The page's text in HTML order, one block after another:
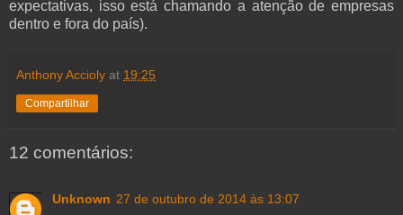
expectativas, isso está chamando a atenção de empresas
dentro e fora do país).
Anthony Accioly at 19:25
Compartilhar
12 comentários:
Unknown 27 de outubro de 2014 às 13:07